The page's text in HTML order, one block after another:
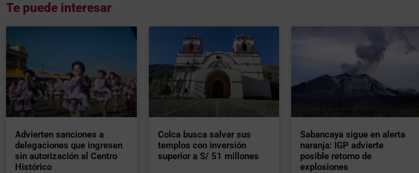
Te puede interesar
Advierten sanciones a
delegaciones que ingresen
sin autorización al Centro
Histórico
Colca busca salvar sus
templos con inversión
superior a S/ 51 millones
Sabancaya sigue en alerta
naranja: IGP advierte
posible retorno de
explosiones